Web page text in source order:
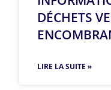
DÉCHETS
LIRE LA SUITE »